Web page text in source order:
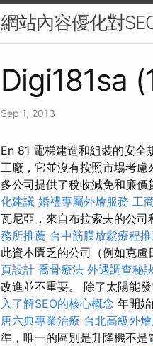
網站內容優化對
Digi181sa
Sep 1, 2013
En 81 電梯建造和組裝的安
工廠，它並沒有按照市場考慮
多公司提供了稅收減免和廉價
化建議 婚禮專屬外燴服務 工
瓦尼亞，來自布拉索夫的公
務所推薦 台中筋膜放鬆療程
此資本匱乏的公司（例如克盧
頁設計 喬骨療法 外遇調查秘
改進並不重要。 除了太陽能
入了解SEO的核心概念 年開
唐六典專業治療 台北高級外
準，唯一的區別是升降機不是